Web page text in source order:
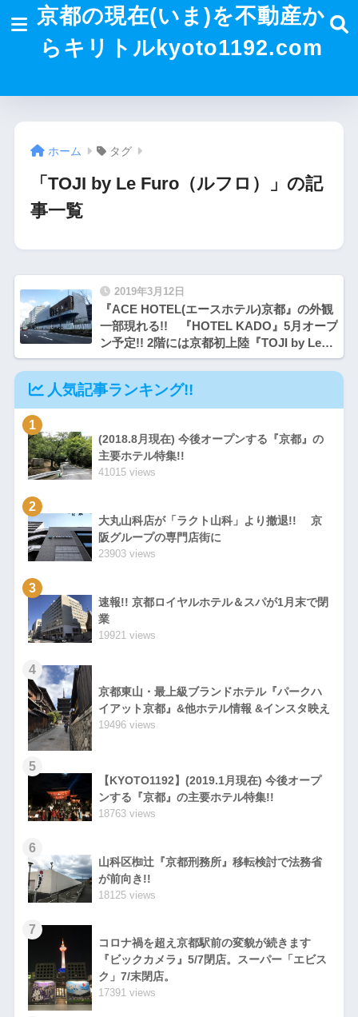
京都の現在(いま)を不動産か
らキリトルkyoto1192.com
ホーム タグ
「TOJI by Le Furo（ルフロ）」の記
事一覧
2019年3月12日
『ACE HOTEL(エースホテル)京都』の外観
一部現れる!! 『HOTEL KADO』5月オープ
ン予定!! 2階には京都初上陸『TOJI by Le
Furo(ルフロ)』
人気記事ランキング!!
1
(2018.8月現在) 今後オープンする『京都』の
主要ホテル特集!!
41015 views
2
大丸山科店が「ラクト山科」より撤退!! 京
阪グループの専門店街に
23903 views
3
速報!! 京都ロイヤルホテル＆スパが1月末で閉
業
19921 views
4
京都東山・最上級ブランドホテル『パークハ
イアット京都』&他ホテル情報 &インスタ映え
19496 views
5
【KYOTO1192】(2019.1月現在) 今後オープ
ンする『京都』の主要ホテル特集!!
18763 views
6
山科区椥辻『京都刑務所』移転検討で法務省
が前向き!!
18125 views
7
コロナ禍を超え京都駅前の変貌が続きます
『ビックカメラ』5/7閉店。スーパー「エビス
ク」7/末閉店。
17391 views